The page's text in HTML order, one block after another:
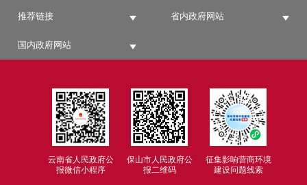
推荐链接 省内政府网站
国内政府网站
云南省人民政府公
报微信小程序
保山市人民政府公
报二维码
征集影响营商环境
建设问题线索